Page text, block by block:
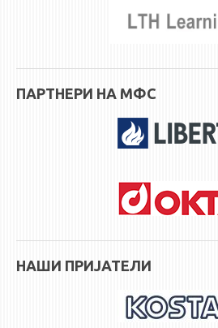
ПАРТНЕРИ НА МФС
НАШИ ПРИЈАТЕЛИ